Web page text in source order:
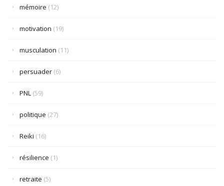
mémoire (12)
motivation (19)
musculation (11)
persuader (6)
PNL (59)
politique (27)
Reiki (16)
résilience (1)
retraite (5)